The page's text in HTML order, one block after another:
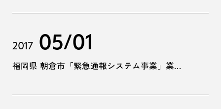
2017 05/01
福岡県 朝倉市「緊急通報システム事業」業務委託